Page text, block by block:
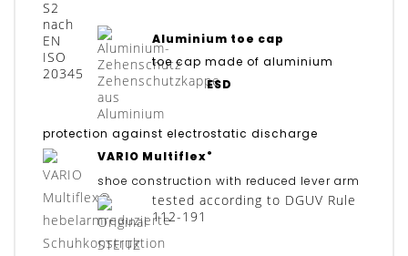
Aluminium toe cap
toe cap made of aluminium
ESD
protection against electrostatic discharge
VARIO Multiflex®
shoe construction with reduced lever arm
tested according to DGUV Rule
112-191